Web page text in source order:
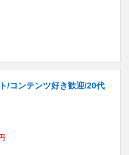
/コンテンツ好き歓迎/20代